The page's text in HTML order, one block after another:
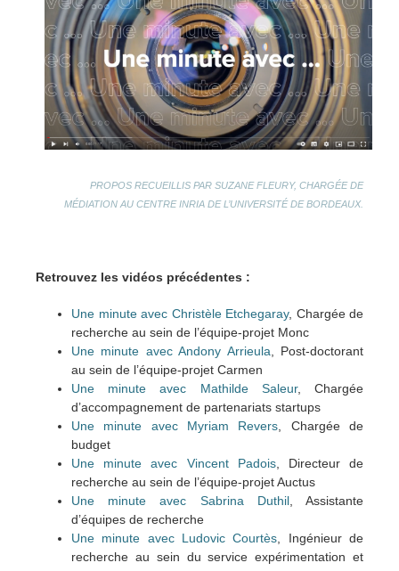
PROPOS RECUEILLIS PAR SUZANE FLEURY, CHARGÉE DE
MÉDIATION AU CENTRE INRIA DE L’UNIVERSITÉ DE BORDEAUX.
Retrouvez les vidéos précédentes :
Une minute avec Christèle Etchegaray, Chargée de
recherche au sein de l’équipe-projet Monc
Une minute avec Andony Arrieula , Post-doctorant
au sein de l’équipe-projet Carmen
Une minute avec Mathilde Saleur, Chargée
d’accompagnement de partenariats startups
Une minute avec Myriam Revers , Chargée de
budget
Une minute avec Vincent Padois, Directeur de
recherche au sein de l’équipe-projet Auctus
Une minute avec Sabrina Duthil, Assistante
d’équipes de recherche
Une minute avec Ludovic Courtès , Ingénieur de
recherche au sein du service expérimentation et